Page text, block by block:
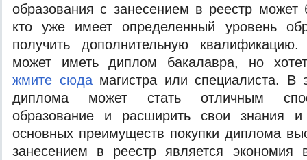
образования с занесением в реестр
кто уже имеет определенный уровень
получить дополнительную
может иметь диплом бакалавра, но
жмите сюдамагистра или специалиста. В
диплома может стать отличным
образование и расширить свои знания
основных преимуществ покупки диплома
занесением в реестр является экономия